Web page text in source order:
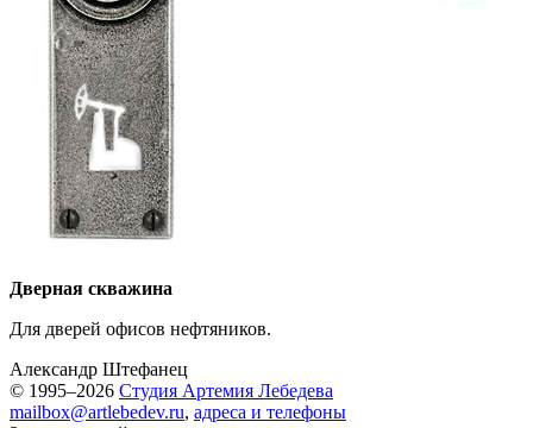
Дверная скважина
Для дверей офисов нефтяников.
Александр Штефанец
© 1995–2026 Студия Артемия Лебедева
mailbox@artlebedev.ru, адреса и телефоны